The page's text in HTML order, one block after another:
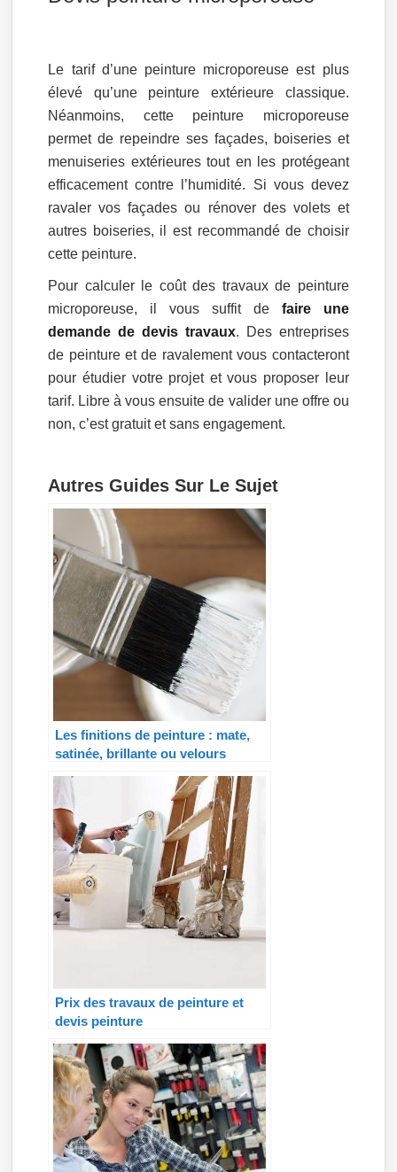
Le tarif d’une peinture microporeuse est plus
élevé qu’une peinture extérieure classique.
Néanmoins, cette peinture microporeuse
permet de repeindre ses façades, boiseries et
menuiseries extérieures tout en les protégeant
efficacement contre l’humidité. Si vous devez
ravaler vos façades ou rénover des volets et
autres boiseries, il est recommandé de choisir
cette peinture.
Pour calculer le coût des travaux de peinture
microporeuse, il vous suffit de faire une
demande de devis travaux. Des entreprises
de peinture et de ravalement vous contacteront
pour étudier votre projet et vous proposer leur
tarif. Libre à vous ensuite de valider une offre ou
non, c’est gratuit et sans engagement.
Autres Guides Sur Le Sujet
Les finitions de peinture : mate,
satinée, brillante ou velours
Prix des travaux de peinture et
devis peinture